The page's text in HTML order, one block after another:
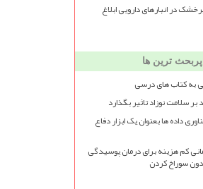
در انبارهای دارویی ابلاغ
پربحث ترین ها
به کتاب های درسی
سلامت نوزاد تاثیر بگذارد
داده ها بعنوان یک ابزار دفاع
کم هزینه برای درمان پوسیدگی
سوراخ کردن